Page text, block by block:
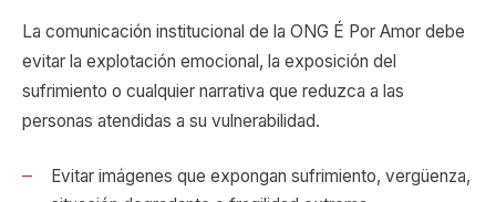
La comunicación institucional de la ONG É Por Amor debe
evitar la explotación emocional, la exposición del
sufrimiento o cualquier narrativa que reduzca a las
personas atendidas a su vulnerabilidad.
Evitar imágenes que expongan sufrimiento, vergüenza,